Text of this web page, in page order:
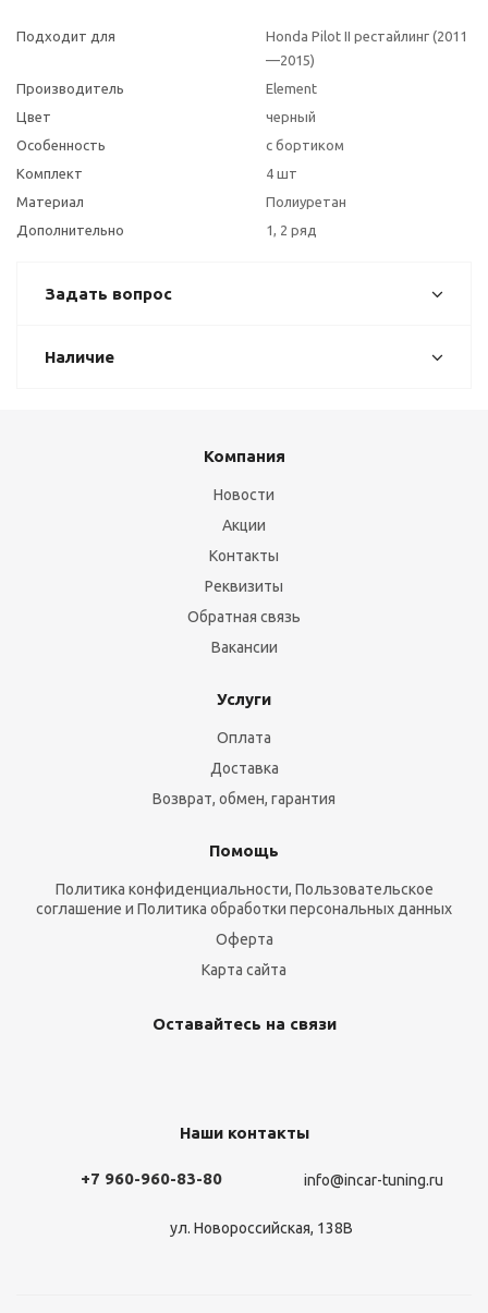
Подходит для
Honda Pilot II рестайлинг (2011
—2015)
Производитель
Element
Цвет
черный
Особенность
с бортиком
Комплект
4 шт
Материал
Полиуретан
Дополнительно
1, 2 ряд
Задать вопрос
Наличие
Компания
Новости
Акции
Контакты
Реквизиты
Обратная связь
Вакансии
Услуги
Оплата
Доставка
Возврат, обмен, гарантия
Помощь
Политика конфиденциальности, Пользовательское
соглашение и Политика обработки персональных данных
Оферта
Карта сайта
Оставайтесь на связи
Наши контакты
+7 960-960-83-80 info@incar-tuning.ru
ул. Новороссийская, 138В